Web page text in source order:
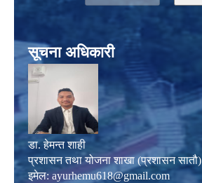
सूचना अधिकारी
डा. हेमन्त शाही
प्रशासन तथा योजना शाखा (प्रशासन सातौ)
इमेल: ayurhemu618@gmail.com